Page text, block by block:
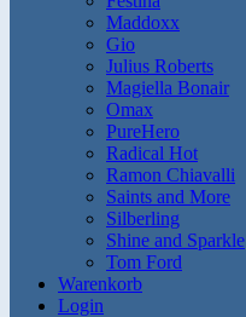
Maddoxx
Gio
Julius Roberts
Magiella Bonair
Omax
PureHero
Radical Hot
Ramon Chiavalli
Saints and More
Silberling
Shine and Sparkle
Tom Ford
Warenkorb
Login